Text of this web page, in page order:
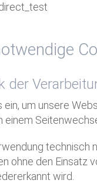
der
ein, um unsere
einem
technisch
ohne den Einsatz
wird.